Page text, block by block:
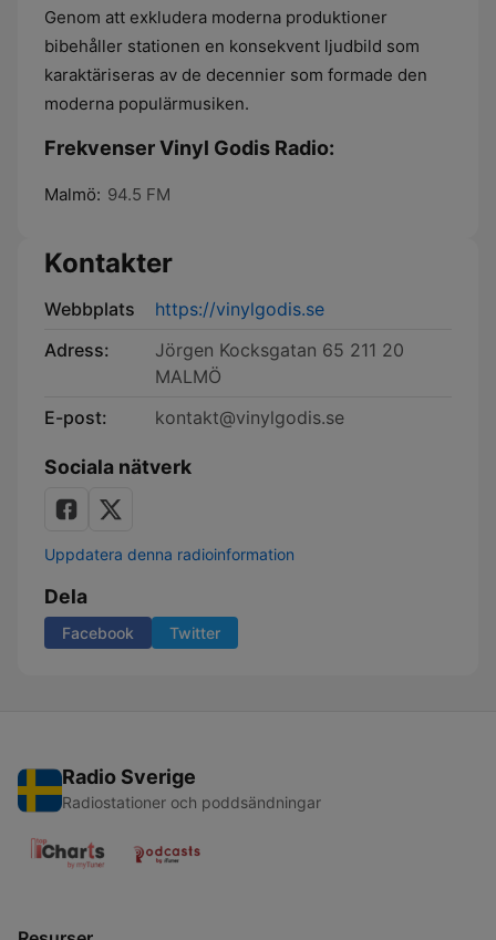
Genom att exkludera moderna produktioner
bibehåller stationen en konsekvent ljudbild som
karaktäriseras av de decennier som formade den
moderna populärmusiken.
Frekvenser Vinyl Godis Radio:
Malmö: 94.5 FM
Kontakter
Webbplats
https://vinylgodis.se
Adress:
Jörgen Kocksgatan 65 211 20
MALMÖ
E-post:
kontakt@vinylgodis.se
Sociala nätverk
Uppdatera denna radioinformation
Dela
Facebook Twitter
Radio Sverige
Radiostationer och poddsändningar